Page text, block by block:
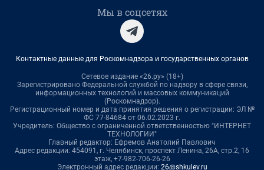
Мы в соцсетях
Контактные данные для Роскомнадзора и государственных органов
Сетевое издание «26.ру» (18+)
Зарегистрировано Федеральной службой по надзору в сфере связи,
информационных технологий и массовых коммуникаций
(Роскомнадзор).
Регистрационный номер и дата принятия решения о регистрации: ЭЛ №
ФС 77-84684 от 06.02.2023 г.
Учредитель: Общество с ограниченной ответственностью "ИНТЕРНЕТ
ТЕХНОЛОГИИ"
Главный редактор: Ефремов Анатолий Павлович
Адрес редакции: 454091, г. Челябинск, проспект Ленина, 26А, стр.2, 16
этаж, +7-982-706-26-26
Электронный адрес редакции: 26@shkulev.ru